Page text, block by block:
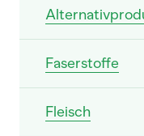
Faserstoffe
Fleisch